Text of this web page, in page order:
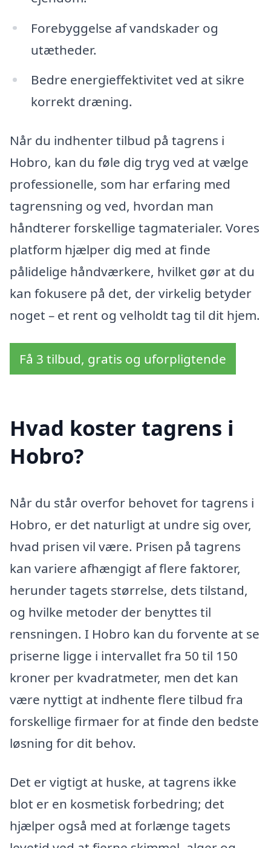
Forebyggelse af vandskader og
utætheder.
Bedre energieffektivitet ved at sikre
korrekt dræning.
Når du indhenter tilbud på tagrens i
Hobro, kan du føle dig tryg ved at vælge
professionelle, som har erfaring med
tagrensning og ved, hvordan man
håndterer forskellige tagmaterialer. Vores
platform hjælper dig med at finde
pålidelige håndværkere, hvilket gør at du
kan fokusere på det, der virkelig betyder
noget – et rent og velholdt tag til dit hjem.
Få 3 tilbud, gratis og uforpligtende
Hvad koster tagrens i
Hobro?
Når du står overfor behovet for tagrens i
Hobro, er det naturligt at undre sig over,
hvad prisen vil være. Prisen på tagrens
kan variere afhængigt af flere faktorer,
herunder tagets størrelse, dets tilstand,
og hvilke metoder der benyttes til
rensningen. I Hobro kan du forvente at se
priserne ligge i intervallet fra 50 til 150
kroner per kvadratmeter, men det kan
være nyttigt at indhente flere tilbud fra
forskellige firmaer for at finde den bedste
løsning for dit behov.
Det er vigtigt at huske, at tagrens ikke
blot er en kosmetisk forbedring; det
hjælper også med at forlænge tagets